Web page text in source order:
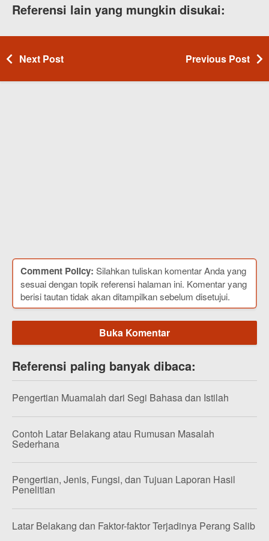
Referensi lain yang mungkin disukai:
Next Post Previous Post
Comment Policy: Silahkan tuliskan komentar Anda yang
sesuai dengan topik referensi halaman ini. Komentar yang
berisi tautan tidak akan ditampilkan sebelum disetujui.
Buka Komentar
Referensi paling banyak dibaca:
Pengertian Muamalah dari Segi Bahasa dan Istilah
Contoh Latar Belakang atau Rumusan Masalah
Sederhana
Pengertian, Jenis, Fungsi, dan Tujuan Laporan Hasil
Penelitian
Latar Belakang dan Faktor-faktor Terjadinya Perang Salib